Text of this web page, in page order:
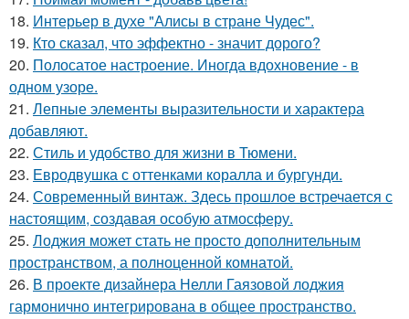
18. Интерьер в духе "Алисы в стране Чудес".
19. Кто сказал, что эффектно - значит дорого?
20. Полосатое настроение. Иногда вдохновение - в
одном узоре.
21. Лепные элементы выразительности и характера
добавляют.
22. Стиль и удобство для жизни в Тюмени.
23. Евродвушка с оттенками коралла и бургунди.
24. Современный винтаж. Здесь прошлое встречается с
настоящим, создавая особую атмосферу.
25. Лоджия может стать не просто дополнительным
пространством, а полноценной комнатой.
26. В проекте дизайнера Нелли Гаязовой лоджия
гармонично интегрирована в общее пространство.